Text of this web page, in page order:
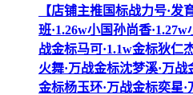
【店铺主推国标战力号·发
班·1.26w小国孙尚香
战金标马可·1.1w金标狄仁
火舞·万战金标沈梦溪·万
金标杨玉环·万战金标奕星